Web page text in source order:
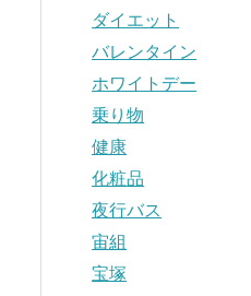
ダイエット
バレンタイン
ホワイトデー
乗り物
健康
化粧品
夜行バス
宙組
宝塚